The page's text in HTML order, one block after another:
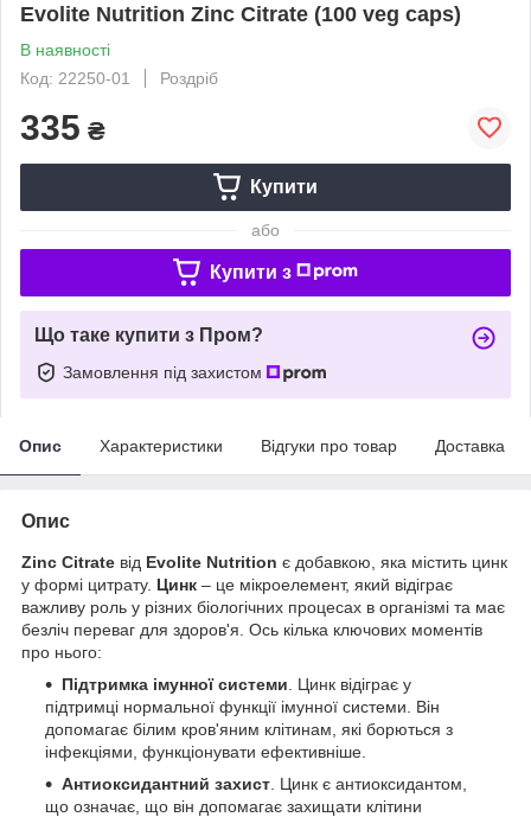
Evolite Nutrition Zinc Citrate (100 veg caps)
В наявності
Код: 22250-01
Роздріб
335 ₴
Купити
або
Купити з
Що таке купити з Пром?
Замовлення під захистом
Опис Характеристики Відгуки про товар Доставка
Опис
Zinc Citrate від Evolite Nutrition є добавкою, яка містить цинк
у формі цитрату. Цинк – це мікроелемент, який відіграє
важливу роль у різних біологічних процесах в організмі та має
безліч переваг для здоров'я. Ось кілька ключових моментів
про нього:
Підтримка імунної системи . Цинк відіграє у
підтримці нормальної функції імунної системи. Він
допомагає білим кров'яним клітинам, які борються з
інфекціями, функціонувати ефективніше.
Антиоксидантний захист . Цинк є антиоксидантом,
що означає, що він допомагає захищати клітини